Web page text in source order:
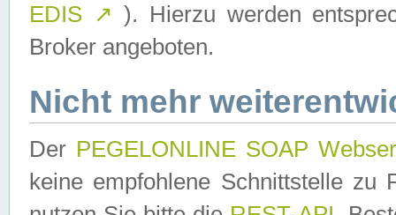
EDIS ↗ ). Hierzu werden
Broker angeboten.
Nicht mehr
Der PEGELONLINE SOAP
keine empfohlene Schnittstelle zu